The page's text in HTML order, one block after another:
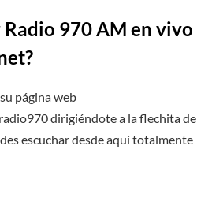
Radio 970 AM en vivo
página web
dirigiéndote a la flechita de
escuchar desde aquí totalmente